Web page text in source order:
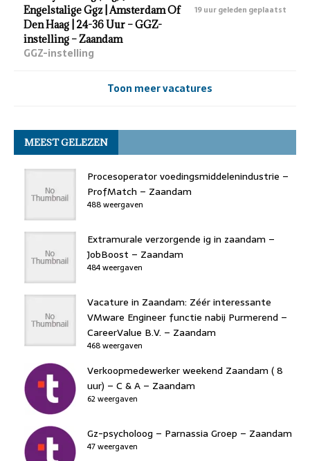
Engelstalige Ggz | Amsterdam Of
Den Haag | 24-36 Uur – GGZ-
instelling – Zaandam
GGZ-instelling
19 uur geleden geplaatst
Toon meer vacatures
MEEST GELEZEN
Procesoperator voedingsmiddelenindustrie –
ProfMatch – Zaandam
488 weergaven
Extramurale verzorgende ig in zaandam –
JobBoost – Zaandam
484 weergaven
Vacature in Zaandam: Zéér interessante
VMware Engineer functie nabij Purmerend –
CareerValue B.V. – Zaandam
468 weergaven
Verkoopmedewerker weekend Zaandam ( 8
uur) – C & A – Zaandam
62 weergaven
Gz-psycholoog – Parnassia Groep – Zaandam
47 weergaven